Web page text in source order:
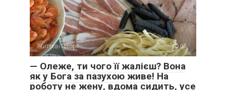
Життєві історії 0
— Олеже, ти чого її жалієш? Вона
як у Бога за пазухою живе! На
роботу не жену, вдома сидить, усе